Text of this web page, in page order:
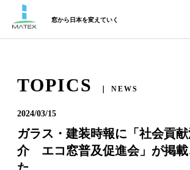
窓から日本を変えていく
TOPICS ｜ NEWS
2024/03/15
ガラス・建装時報に「社会貢
介 エコ窓普及促進会」が掲載